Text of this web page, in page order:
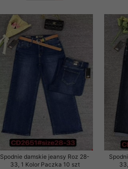
Spodnie damskie jeansy Roz 28-
33, 1 Kolor Paczka 10 szt